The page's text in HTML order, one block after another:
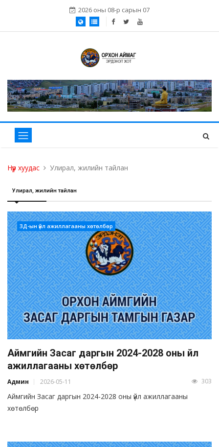
2026 оны 08-р сарын 07
Нүүр хуудас Улирал, жилийн тайлан
Улирал, жилийн тайлан
ЗД-ын үйл ажиллагааны хөтөлбөр
Аймгийн Засаг даргын 2024-2028 оны үйл
ажиллагааны хөтөлбөр
Админ 2026-05-11 303
Аймгийн Засаг даргын 2024-2028 оны үйл ажиллагааны
хөтөлбөр